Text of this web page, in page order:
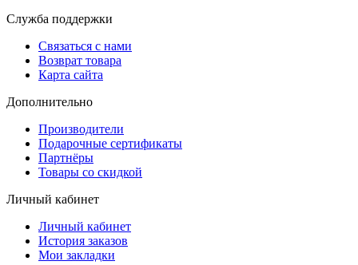
Служба поддержки
Связаться с нами
Возврат товара
Карта сайта
Дополнительно
Производители
Подарочные сертификаты
Партнёры
Товары со скидкой
Личный кабинет
Личный кабинет
История заказов
Мои закладки